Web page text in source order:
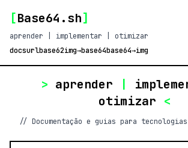
[Base64.sh]
aprender | implementar | otimizar
docsurlbase62img→base64base64→img
> aprender |
otimizar <
// Documentação e guias para